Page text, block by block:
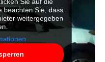
beachten Sie, dass
weitergegeben